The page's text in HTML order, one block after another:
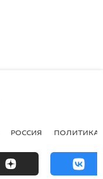
РОССИЯ ПОЛИТИКА